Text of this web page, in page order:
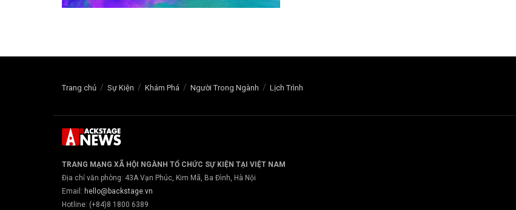
Trang chủ Sự Kiện Khám Phá Người Trong Ngành Lịch Trình
TRANG MẠNG XÃ HỘI NGÀNH TỔ CHỨC SỰ KIỆN TẠI VIỆT NAM
Địa chỉ văn phòng: 43A Vạn Phúc, Kim Mã, Ba Đình, Hà Nội
Email: hello@backstage.vn
Hotline: (+84)8 1800 6389